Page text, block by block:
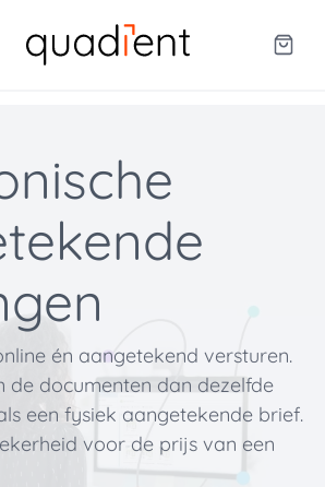
én aangetekend versturen.
de documenten dan dezelfde
een fysiek aangetekende brief.
voor de prijs van een